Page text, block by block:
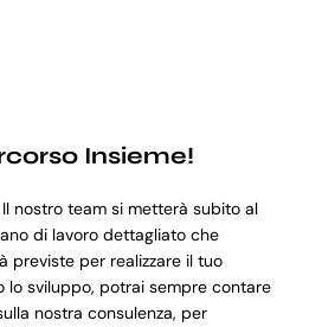
Insieme!
nostro team si metterà subito al
di lavoro dettagliato che
previste per realizzare il tuo
lo sviluppo, potrai sempre contare
nostra consulenza, per